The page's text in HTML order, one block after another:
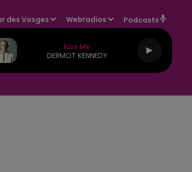
des Vosges Webradios Podcasts
Kiss Me
DERMOT KENNEDY